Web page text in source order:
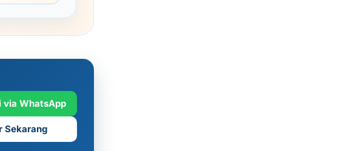
via WhatsApp
Sekarang